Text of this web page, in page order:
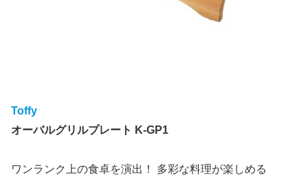
Toffy
オーバルグリルプレート K-GP1
ワンランク上の食卓を演出！ 多彩な料理が楽しめる